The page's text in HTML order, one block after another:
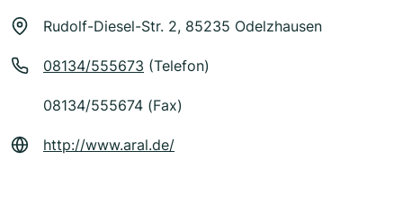
Rudolf-Diesel-Str. 2, 85235 Odelzhausen
08134/555673 (Telefon)
08134/555674 (Fax)
http://www.aral.de/